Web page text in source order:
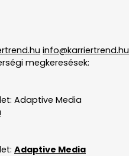
info@karriertrend.hu
megkeresések:
Adaptive Media
Adaptive Media